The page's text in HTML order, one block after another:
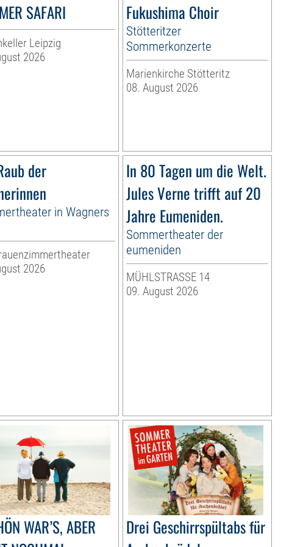
SAFARI
Leipzig
2026
Fukushima Choir
Stötteritzer
Sommerkonzerte
Marienkirche Stötteritz
08. August 2026
der
in Wagners
2026
In 80 Tagen um die Welt.
Jules Verne trifft auf 20
Jahre Eumeniden.
Sommertheater der
eumeniden
MÜHLSTRASSE 14
09. August 2026
WAR’S, ABER
Drei Geschirrspültabs für